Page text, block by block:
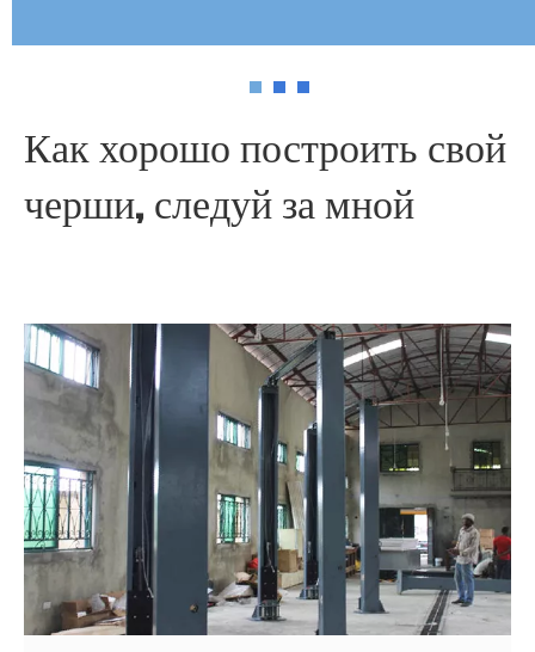
Как хорошо построить свой
черши, следуй за мной